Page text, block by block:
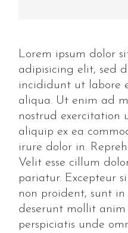
Lorem ipsum dolor
adipisicing elit, sed
incididunt ut labore
aliqua. Ut enim ad
nostrud exercitation
aliquip ex ea
irure dolor in.
Velit esse cillum
pariatur. Excepteur
non proident, sunt
deserunt mollit
perspiciatis unde